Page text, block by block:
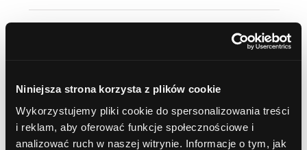
Niniejsza strona korzysta z plików cookie
Wykorzystujemy pliki cookie do spersonalizowania treści
i reklam, aby oferować funkcje społecznościowe i
analizować ruch w naszej witrynie. Informacje o tym, jak
ŻELE I PEELINGI POD PRYSZNIC